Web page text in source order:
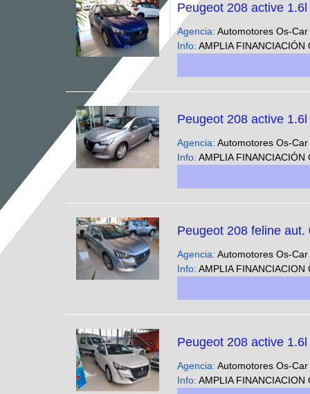
Peugeot 208 active
Agencia: Automotores Os-Car
Info: AMPLIA FINANCIACIÓN CUOTAS FIJAS EN PESOS SOLO CON DNI - Podes ver nuestra
Peugeot 208 active
Agencia: Automotores Os-Car
Info: AMPLIA FINANCIACIÓN CUOTAS FIJAS EN PESOS SOLO CON DNI - Podes ver nuestra
Peugeot 208 feline aut.
Agencia: Automotores Os-Car
Info: AMPLIA FINANCIACION CUOTAS FIJAS EN PESOS SOLO CON DNI - Podes ver nuestra
Peugeot 208 active
Agencia: Automotores Os-Car
Info: AMPLIA FINANCIACION CUOTAS FIJAS EN PESOS SOLO CON DNI - Podes ver nuestra